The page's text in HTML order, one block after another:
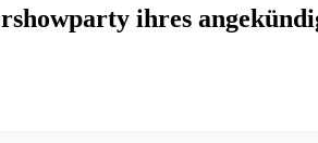
ihres